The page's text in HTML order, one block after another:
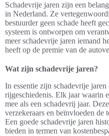
Schadevrije jaren zijn een
in Nederland. Ze
bestuurder geen schade heeft
systeem is ontworpen om
meer schadevrije jaren iemand
heeft op de premie van de
Wat zijn schadevrije jaren?
In essentie zijn schadevrije jaren
rijgeschiedenis. Elk jaar waarin
mee als een schadevrij jaar.
verzekeraars en beïnvloeden de
Een goede schadevrije jaren
bieden in termen van